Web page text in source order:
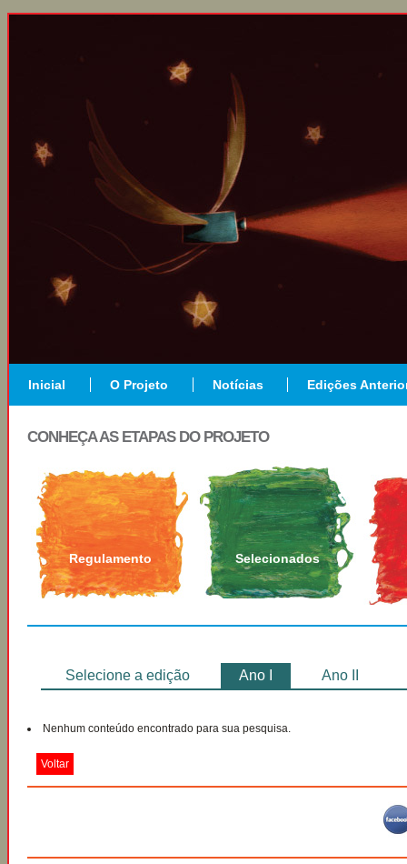
Inicial O Projeto Notícias Edições
CONHEÇA AS ETAPAS DO PROJETO
Regulamento Selecionados
Selecione a edição Ano I Ano II
Nenhum conteúdo encontrado para sua pesquisa.
Voltar